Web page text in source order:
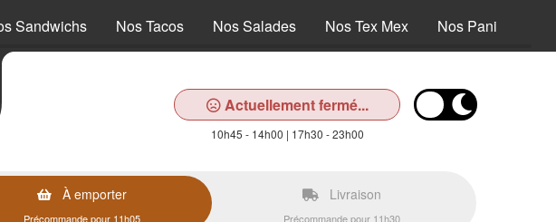
Sandwichs Nos Tacos Nos Salades Nos Tex Mex Nos Paninis
Actuellement fermé...
10h45 - 14h00 | 17h30 - 23h00
À emporter
Précommande pour 11h05
Livraison
Précommande pour 11h30